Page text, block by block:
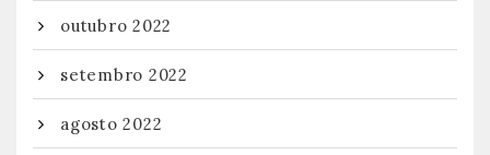
outubro 2022
setembro 2022
agosto 2022